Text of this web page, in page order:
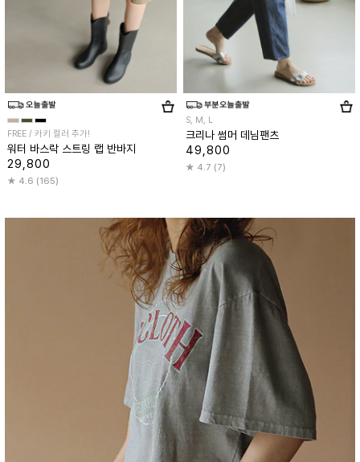
FREE / 카키 컬러 추가!
워터 바스락 스트링 랩 반바지
29,800
4.6 (165)
S, M, L
크리나 썸머 데님팬츠
49,800
4.7 (7)